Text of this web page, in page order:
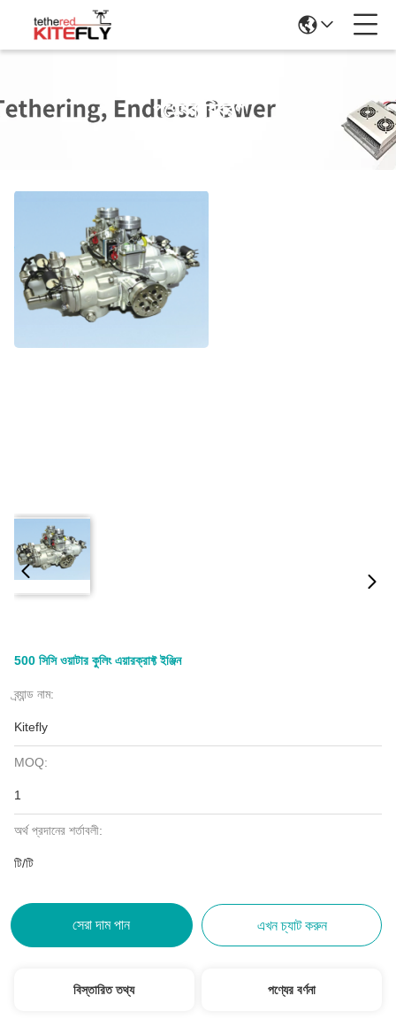
পণ্যের বিবরণ
500 সিসি ওয়াটার কুলিং এয়ারক্রাফ্ট ইঞ্জিন
ব্র্যান্ড নাম:
Kitefly
MOQ:
1
অর্থ প্রদানের শর্তাবলী:
টি/টি
সেরা দাম পান এখন চ্যাট করুন
বিস্তারিত তথ্য পণ্যের বর্ণনা